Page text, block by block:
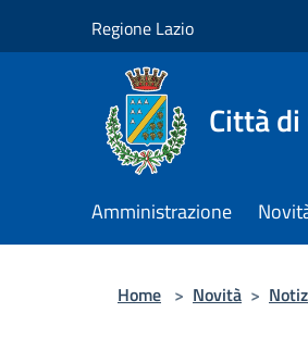
Regione Lazio
Città
Amministrazione
Home > Novità >